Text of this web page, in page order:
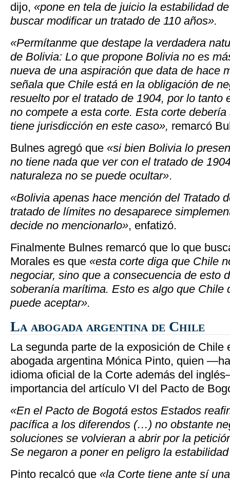
dijo, «pone en tela de juicio la estabilidad
buscar modificar un tratado de 110 años».
«Permítanme que destape la verdadera
de Bolivia: Lo que propone Bolivia no es
nueva de una aspiración que data de hace
señala que Chile está en la obligación de
resuelto por el tratado de 1904, por lo tanto
no compete a esta corte. Esta corte
tiene jurisdicción en este caso», remarcó
Bulnes agregó que «si bien Bolivia lo
no tiene nada que ver con el tratado de
naturaleza no se puede ocultar».
«Bolivia apenas hace mención del Tratado
tratado de límites no desaparece
decide no mencionarlo», enfatizó.
Finalmente Bulnes remarcó que lo que
Morales es que «esta corte diga que Chile
negociar, sino que a consecuencia de esto
soberanía marítima. Esto es algo que Chile
puede aceptar».
La abogada argentina de Chile
La segunda parte de la exposición de Chile
abogada argentina Mónica Pinto, quien
idioma oficial de la Corte además del
importancia del artículo VI del Pacto de
«En el Pacto de Bogotá estos Estados
pacífica a los diferendos (…) no obstante
soluciones se volvieran a abrir por la
Se negaron a poner en peligro la
Pinto recalcó que «la Corte tiene ante sí